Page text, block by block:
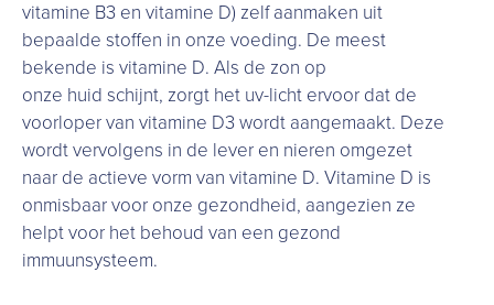
vitamine B3 en vitamine D) zelf aanmaken uit
bepaalde stoffen in onze voeding. De meest
bekende is vitamine D. Als de zon op
onze huid schijnt, zorgt het uv-licht ervoor dat de
voorloper van vitamine D3 wordt aangemaakt. Deze
wordt vervolgens in de lever en nieren omgezet
naar de actieve vorm van vitamine D. Vitamine D is
onmisbaar voor onze gezondheid, aangezien ze
helpt voor het behoud van een gezond
immuunsysteem.